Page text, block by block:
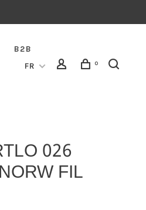
B2B
FR
0
026
FIL